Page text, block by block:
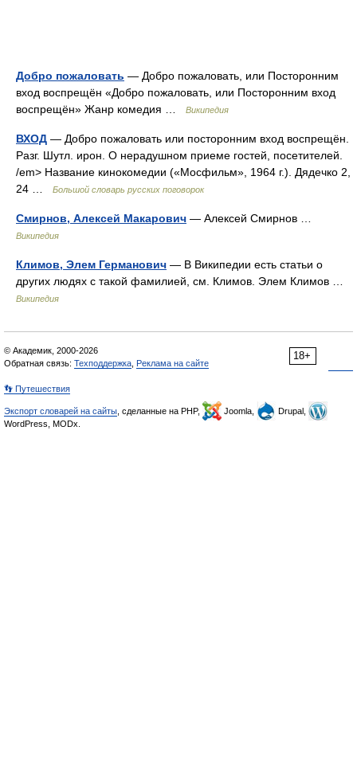
Добро пожаловать — Добро пожаловать, или Посторонним
вход воспрещён «Добро пожаловать, или Посторонним вход
воспрещён» Жанр комедия …
Википедия
ВХОД — Добро пожаловать или посторонним вход воспрещён.
Разг. Шутл. ирон. О нерадушном приеме гостей, посетителей.
/em> Название кинокомедии («Мосфильм», 1964 г.). Дядечко 2,
24 …
Большой словарь русских поговорок
Смирнов, Алексей Макарович — Алексей Смирнов …
Википедия
Климов, Элем Германович — В Википедии есть статьи о
других людях с такой фамилией, см. Климов. Элем Климов …
Википедия
18+
© Академик, 2000-2026
Обратная связь: Техподдержка Реклама на сайте
👣 Путешествия
Экспорт словарей на сайты , сделанные на PHP, Joomla,
Drupal,
WordPress, MODx.